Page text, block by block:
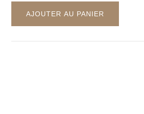
AJOUTER AU PANIER